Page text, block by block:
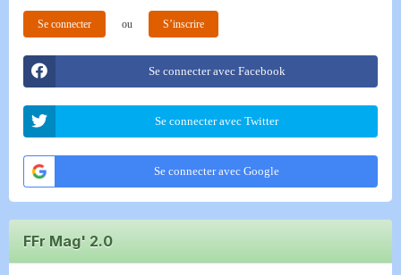
Se connecter ou S’inscrire
Se connecter avec Facebook
Se connecter avec Twitter
Se connecter avec Google
FFr Mag' 2.0